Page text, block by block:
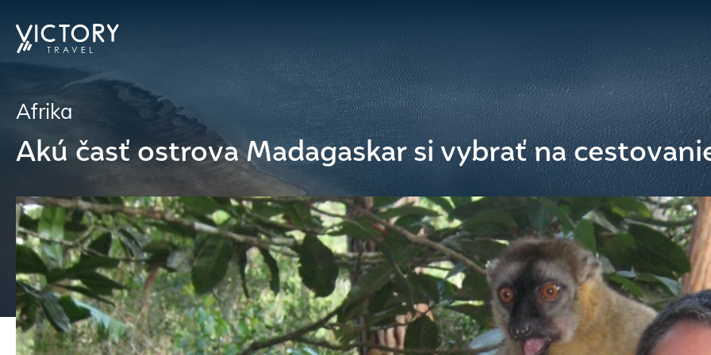
Afrika
Akú časť ostrova Madagaskar si vybrať na